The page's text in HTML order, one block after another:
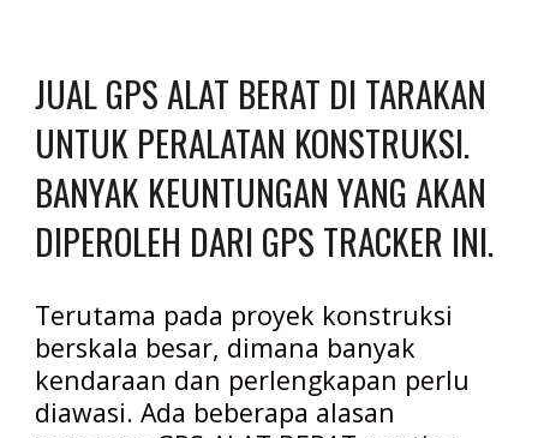
JUAL GPS ALAT BERAT DI TARAKAN
UNTUK PERALATAN KONSTRUKSI.
BANYAK KEUNTUNGAN YANG AKAN
DIPEROLEH DARI GPS TRACKER INI.
Terutama pada proyek konstruksi
berskala besar, dimana banyak
kendaraan dan perlengkapan perlu
diawasi. Ada beberapa alasan